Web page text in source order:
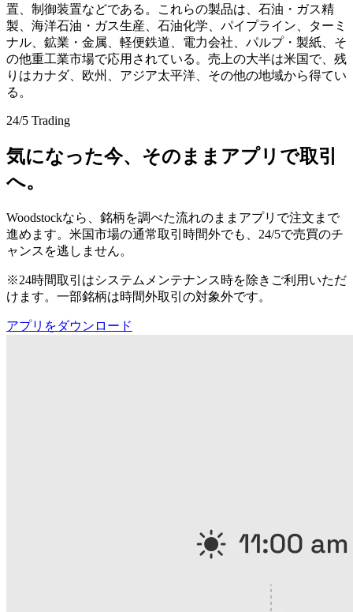
置、制御装置などである。これらの製品は、石油・ガス精
製、海洋石油・ガス生産、石油化学、パイプライン、ターミ
ナル、鉱業・金属、軽便鉄道、電力会社、パルプ・製紙、そ
の他重工業市場で応用されている。売上の大半は米国で、残
りはカナダ、欧州、アジア太平洋、その他の地域から得てい
る。
24/5 Trading
気になった今、そのままアプリで取引
へ。
Woodstockなら、銘柄を調べた流れのままアプリで注文まで
進めます。米国市場の通常取引時間外でも、24/5で売買のチ
ャンスを逃しません。
※24時間取引はシステムメンテナンス時を除きご利用いただ
けます。一部銘柄は時間外取引の対象外です。
アプリをダウンロード